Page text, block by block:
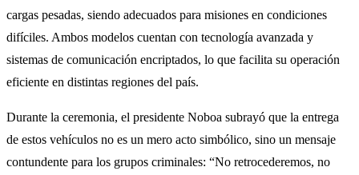
cargas pesadas, siendo adecuados para misiones en condiciones
difíciles. Ambos modelos cuentan con tecnología avanzada y
sistemas de comunicación encriptados, lo que facilita su operación
eficiente en distintas regiones del país.
Durante la ceremonia, el presidente Noboa subrayó que la entrega
de estos vehículos no es un mero acto simbólico, sino un mensaje
contundente para los grupos criminales: “No retrocederemos, no